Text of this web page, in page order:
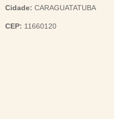
Cidade: CARAGUATATUBA
CEP: 11660120